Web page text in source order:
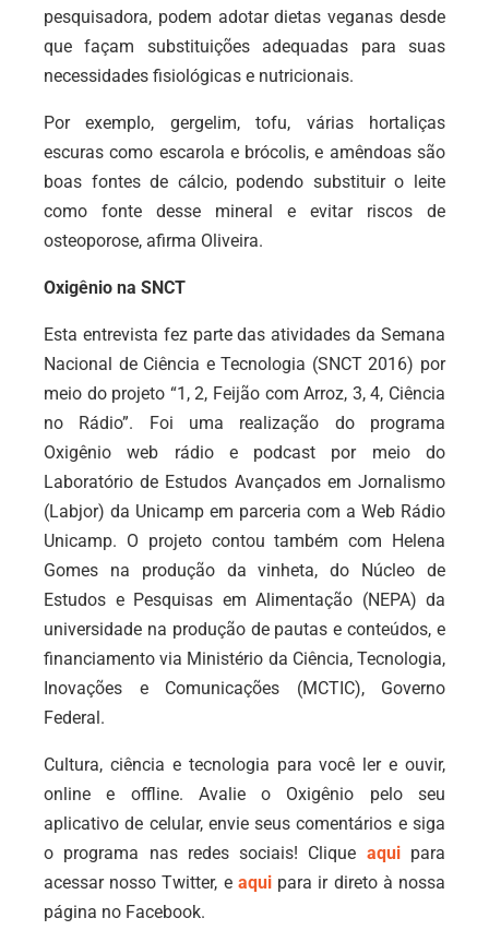
pesquisadora, podem adotar dietas veganas desde
que façam substituições adequadas para suas
necessidades fisiológicas e nutricionais.
Por exemplo, gergelim, tofu, várias hortaliças
escuras como escarola e brócolis, e amêndoas são
boas fontes de cálcio, podendo substituir o leite
como fonte desse mineral e evitar riscos de
osteoporose, afirma Oliveira.
Oxigênio na SNCT
Esta entrevista fez parte das atividades da Semana
Nacional de Ciência e Tecnologia (SNCT 2016) por
meio do projeto “1, 2, Feijão com Arroz, 3, 4, Ciência
no Rádio”. Foi uma realização do programa
Oxigênio web rádio e podcast por meio do
Laboratório de Estudos Avançados em Jornalismo
(Labjor) da Unicamp em parceria com a Web Rádio
Unicamp. O projeto contou também com Helena
Gomes na produção da vinheta, do Núcleo de
Estudos e Pesquisas em Alimentação (NEPA) da
universidade na produção de pautas e conteúdos, e
financiamento via Ministério da Ciência, Tecnologia,
Inovações e Comunicações (MCTIC), Governo
Federal.
Cultura, ciência e tecnologia para você ler e ouvir,
online e offline. Avalie o Oxigênio pelo seu
aplicativo de celular, envie seus comentários e siga
o programa nas redes sociais! Clique aqui para
acessar nosso Twitter, e aquipara ir direto à nossa
página no Facebook.